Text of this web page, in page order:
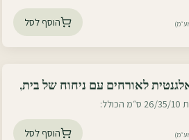
הוסף לסל
לאורחים עם ניחוח של בית,
הוסף לסל